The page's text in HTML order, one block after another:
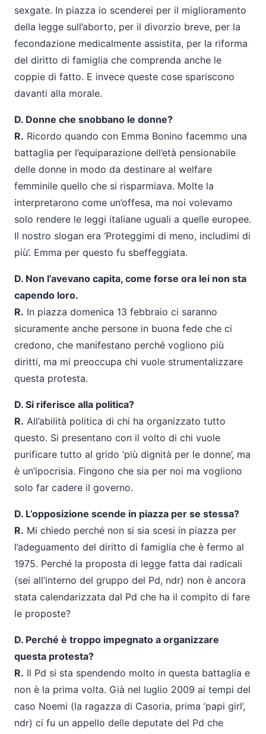
sexgate. In piazza io scenderei per il miglioramento
della legge sull’aborto, per il divorzio breve, per la
fecondazione medicalmente assistita, per la riforma
del diritto di famiglia che comprenda anche le
coppie di fatto. E invece queste cose spariscono
davanti alla morale.
D. Donne che snobbano le donne?
R. Ricordo quando con Emma Bonino facemmo una
battaglia per l’equiparazione dell’età pensionabile
delle donne in modo da destinare al welfare
femminile quello che si risparmiava. Molte la
interpretarono come un’offesa, ma noi volevamo
solo rendere le leggi italiane uguali a quelle europee.
Il nostro slogan era ‘Proteggimi di meno, includimi di
più’. Emma per questo fu sbeffeggiata.
D. Non l’avevano capita, come forse ora lei non sta
capendo loro.
R. In piazza domenica 13 febbraio ci saranno
sicuramente anche persone in buona fede che ci
credono, che manifestano perché vogliono più
diritti, ma mi preoccupa chi vuole strumentalizzare
questa protesta.
D. Si riferisce alla politica?
R. All’abilità politica di chi ha organizzato tutto
questo. Si presentano con il volto di chi vuole
purificare tutto al grido ‘più dignità per le donne’, ma
è un’ipocrisia. Fingono che sia per noi ma vogliono
solo far cadere il governo.
D. L’opposizione scende in piazza per se stessa?
R. Mi chiedo perché non si sia scesi in piazza per
l’adeguamento del diritto di famiglia che è fermo al
1975. Perché la proposta di legge fatta dai radicali
(sei all’interno del gruppo del Pd, ndr) non è ancora
stata calendarizzata dal Pd che ha il compito di fare
le proposte?
D. Perché è troppo impegnato a organizzare
questa protesta?
R. Il Pd si sta spendendo molto in questa battaglia e
non è la prima volta. Già nel luglio 2009 ai tempi del
caso Noemi (la ragazza di Casoria, prima ‘papi girl’,
ndr) ci fu un appello delle deputate del Pd che